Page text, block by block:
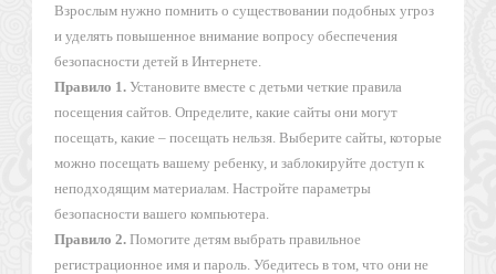
Взрослым нужно помнить о существовании подобных угроз
и уделять повышенное внимание вопросу обеспечения
безопасности детей в Интернете.
Правило 1. Установите вместе с детьми четкие правила
посещения сайтов. Определите, какие сайты они могут
посещать, какие – посещать нельзя. Выберите сайты, которые
можно посещать вашему ребенку, и заблокируйте доступ к
неподходящим материалам. Настройте параметры
безопасности вашего компьютера.
Правило 2. Помогите детям выбрать правильное
регистрационное имя и пароль. Убедитесь в том, что они не